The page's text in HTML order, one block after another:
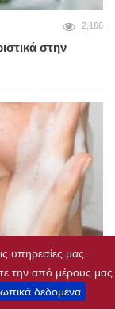
υπηρεσίες μας.
την από μέρους μας
δεδομένα
2,166
στην